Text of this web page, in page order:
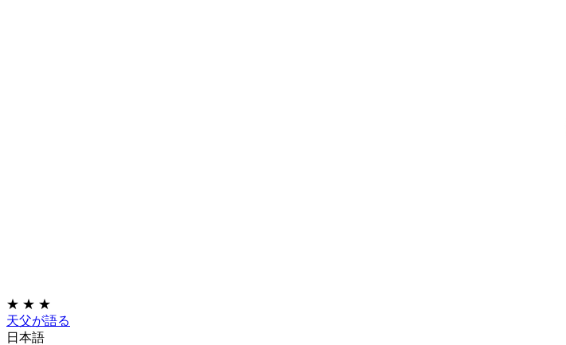
★ ★ ★
天父が語る
日本語